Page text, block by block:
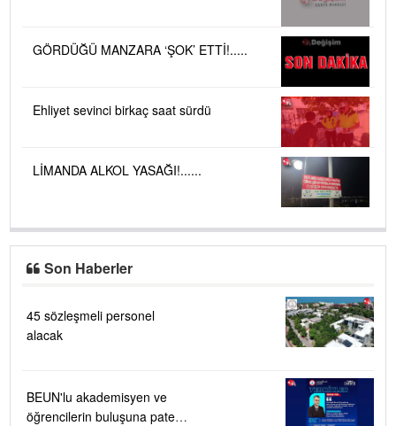
GÖRDÜĞÜ MANZARA ‘ŞOK’ ETTİ!.....
Ehliyet sevinci birkaç saat sürdü
LİMANDA ALKOL YASAĞI!......
Son Haberler
45 sözleşmeli personel
alacak
BEUN'lu akademisyen ve
öğrencilerin buluşuna patent